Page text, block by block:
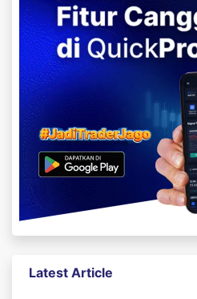
Latest Article